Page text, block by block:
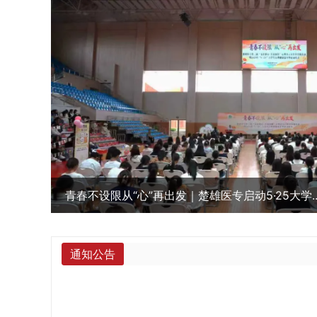
遇见楚医·青春榜样——楚雄医专省级优秀班干部
通知公告